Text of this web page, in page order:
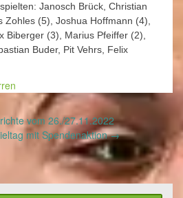
Janosch Brück, Christian
Zohles (5), Joshua Hoffmann (4),
Biberger (3), Marius Pfeiffer (2),
Buder, Pit Vehrs, Felix
vom 26./27.11.2022
mit Spendenaktion→